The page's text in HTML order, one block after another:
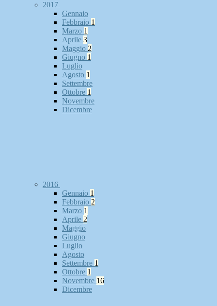
2017
Gennaio
Febbraio 1
Marzo 1
Aprile 3
Maggio 2
Giugno 1
Luglio
Agosto 1
Settembre
Ottobre 1
Novembre
Dicembre
2016
Gennaio 1
Febbraio 2
Marzo 1
Aprile 2
Maggio
Giugno
Luglio
Agosto
Settembre 1
Ottobre 1
Novembre 16
Dicembre